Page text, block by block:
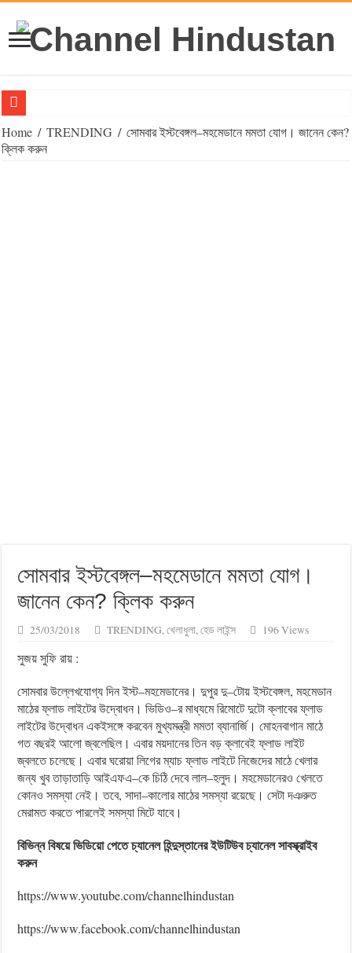
‘সনাতন’ থেকে ‘বহুতবাদ’, স্টান্স বদল বিজেপির ?
পঞ্চাশ পেরিয়ে সন্তান ধারণ আইভিএফে সম্ভব, বাধ সাধে আইন : ডঃ এস এম রহমান
Home / TRENDING / সোমবার ইস্টবেঙ্গল–মহমেডানে মমতা যোগ। জানেন কেন?‌
ক্লিক করুন
সোমবার ইস্টবেঙ্গল–মহমেডানে মমতা যোগ।
জানেন কেন?‌ ক্লিক করুন
25/03/2018 TRENDING,খেলাধুলা,হেড লাইন্স 196 Views
সুজয় সুফি রায় :
সোমবার উল্লেখযোগ্য দিন ইস্ট–মহমেডানের। দুপুর দু–টোয় ইস্টবেঙ্গল, মহমেডান
মাঠের ফ্লাড লাইটের উদ্বোধন। ভিডিও–র মাধ্যমে রিমোটে দুটো ক্লাবের ফ্লাড
লাইটের উদ্বোধন একইসঙ্গে করবেন মুখ্যমন্ত্রী মমতা ব্যানার্জি। মোহনবাগান মাঠে
গত বছরই আলো জ্বলেছিল। এবার ময়দানের তিন বড় ক্লাবেই ফ্লাড লাইট
জ্বলতে চলেছে। এবার ঘরোয়া লিগের ম্যাচ ফ্লাড লাইটে নিজেদের মাঠে খেলার
জন্য খুব তাড়াতাড়ি আইএফএ–কে চিঠি দেবে লাল–হলুদ। মহমেডানেরও খেলতে
কোনও সমস্যা নেই। তবে, সাদা–কালোর মাঠের সমস্যা রয়েছে। সেটা দঞরুত
মেরামত করতে পারলেই সমস্যা মিটে যাবে।
বিভিন্ন বিষয়ে ভিডিয়ো পেতে চ্যানেল হিন্দুস্তানের ইউটিউব চ্যানেল সাবস্ক্রাইব
করুন
https://www.youtube.com/channelhindustan
https://www.facebook.com/channelhindustan